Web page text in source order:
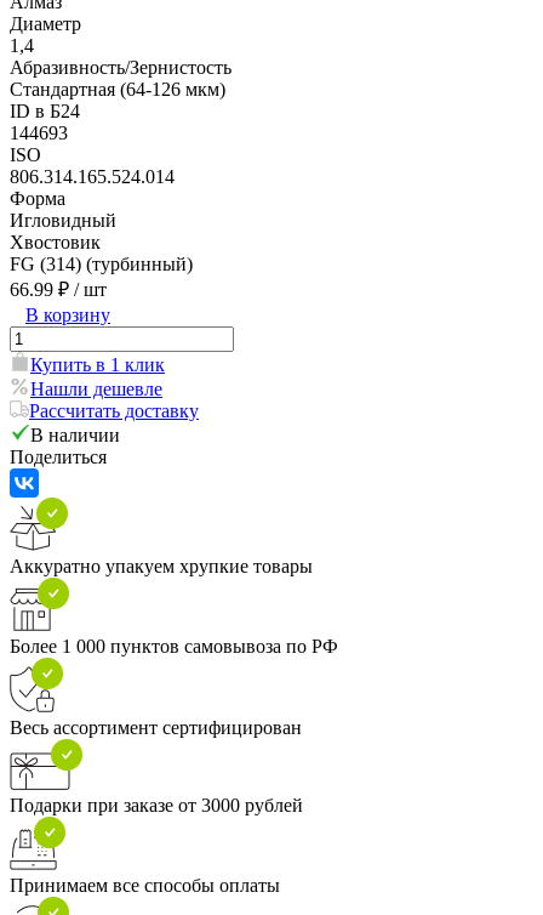
Диаметр
1,4
Абразивность/Зернистость
Стандартная (64-126 мкм)
ID в Б24
144693
ISO
806.314.165.524.014
Форма
Игловидный
Хвостовик
FG (314) (турбинный)
66.99 ₽ / шт
В корзину
Купить в 1 клик
Нашли дешевле
Рассчитать доставку
В наличии
Поделиться
Аккуратно упакуем хрупкие товары
Более 1 000 пунктов самовывоза по РФ
Весь ассортимент сертифицирован
Подарки при заказе от 3000 рублей
Принимаем все способы оплаты